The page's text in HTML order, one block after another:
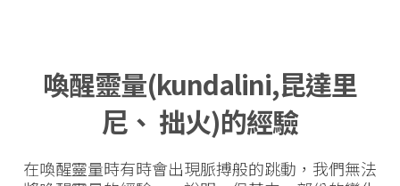
喚醒靈量(kundalini,昆達里
尼、 拙火)的經驗
在喚醒靈量時有時會出現脈搏般的跳動，我們無法